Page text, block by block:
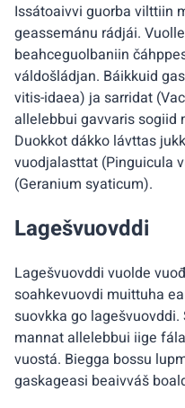
Issátoaivvi guorba vilttiin
geassemánu rádjái.
beahceguolbaniin
váldošládjan. Báikkuid
vitis-idaea) ja sarridat
allelebbui gavvaris sogiid
Duokkot dákko lávttas
vuodjalasttat (Pinguicula
(Geranium syaticum).
Lagešvuovddi
Lagešvuovddi vuolde
soahkevuovdi muittuha
suovkka go
mannat allelebbui iige
vuostá. Biegga bossu
gaskageasi beaivváš